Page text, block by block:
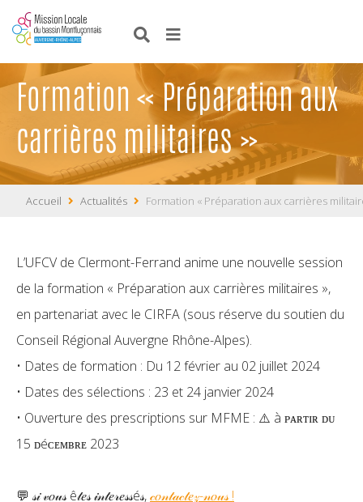
Formation « Préparation aux
carrières militaires »
Accueil Actualités Formation « Préparation aux carrières
L’UFCV de Clermont-Ferrand anime une nouvelle session
de la formation « Préparation aux carrières militaires »,
en partenariat avec le CIRFA (sous réserve du soutien du
Conseil Régional Auvergne Rhône-Alpes).
• Dates de formation : Du 12 février au 02 juillet 2024
• Dates des sélections : 23 et 24 janvier 2024
• Ouverture des prescriptions sur MFME : ⚠️ à ᴘᴀʀᴛɪʀ ᴅᴜ
15 ᴅéᴄᴇᴍʙʀᴇ 2023
💬 𝓈𝒾 𝓋𝑜𝓊𝓈 ê𝓉𝑒𝓈 𝒾𝓃𝓉𝑒𝓇𝑒𝓈𝓈é𝓈,𝒸𝑜𝓃𝓉𝒶𝒸𝓉𝑒𝓏-𝓃𝑜𝓊𝓈 !